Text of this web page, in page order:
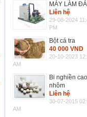
MÁY LÀM
Liên hệ
29-08-2024
PM
Bột cá tra
40 000 VND
20-10-2023
AM
Bi nghiền cao
nhôm
Liên hệ
30-07-2015
AM